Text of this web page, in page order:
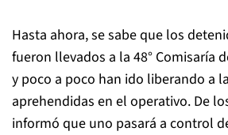
Hasta ahora, se sabe que los
fueron llevados a la 48° Comisaría
y poco a poco han ido liberando a
aprehendidas en el operativo. De
informó que uno pasará a control